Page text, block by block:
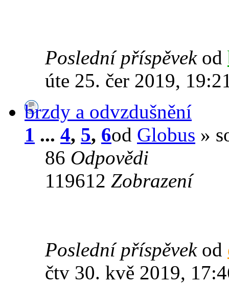
Poslední příspěvek od
úte 25. čer 2019,
brzdy a odvzdušnění
1 ... 4, 5, 6od Globus »
86 Odpovědi
119612 Zobrazení
Poslední příspěvek od
čtv 30. kvě 2019,